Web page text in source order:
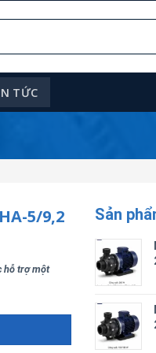
TỨC
Sản
5/9,2
hỗ trợ một